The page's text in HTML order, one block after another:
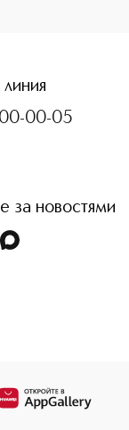
линия
00-05
за новостями